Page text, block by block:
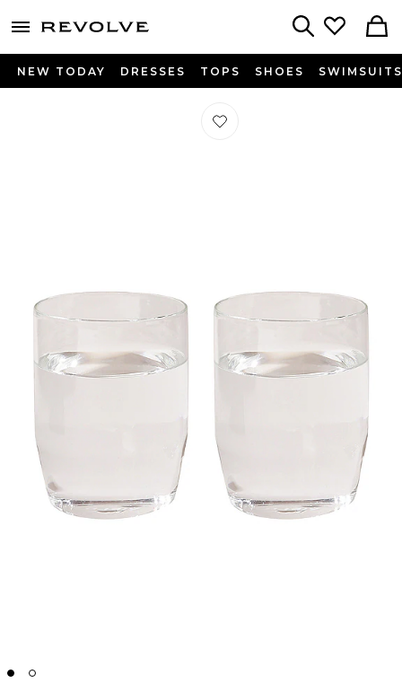
menu - shows more content
NEW TODAY DRESSES TOPS SHOES SWIMSUITS
Préféré LOT DE VERRES CENTURY